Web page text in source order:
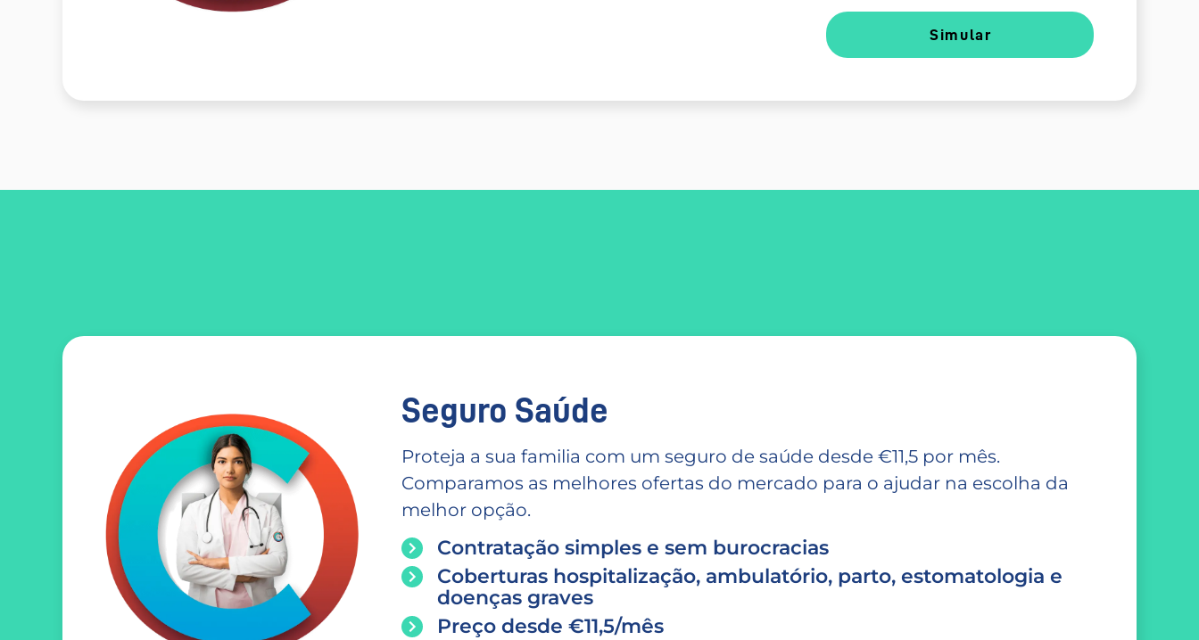
Simular
Seguro Saúde
Proteja a sua familia com um seguro de saúde desde €11,5 por mês.
Comparamos as melhores ofertas do mercado para o ajudar na escolha da
melhor opção.
Contratação simples e sem burocracias
Coberturas hospitalização, ambulatório, parto, estomatologia e
doenças graves
Preço desde €11,5/mês